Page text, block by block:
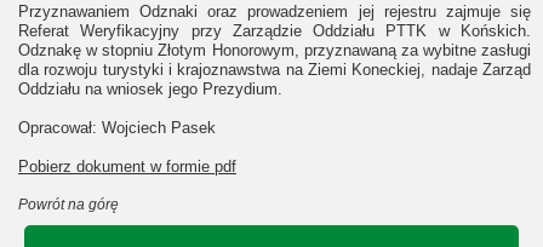
Przyznawaniem Odznaki oraz prowadzeniem jej rejestru zajmuje się
Referat Weryfikacyjny przy Zarządzie Oddziału PTTK w Końskich.
Odznakę w stopniu Złotym Honorowym, przyznawaną za wybitne zasługi
dla rozwoju turystyki i krajoznawstwa na Ziemi Koneckiej, nadaje Zarząd
Oddziału na wniosek jego Prezydium.
Opracował: Wojciech Pasek
Pobierz dokument w formie pdf
Powrót na górę